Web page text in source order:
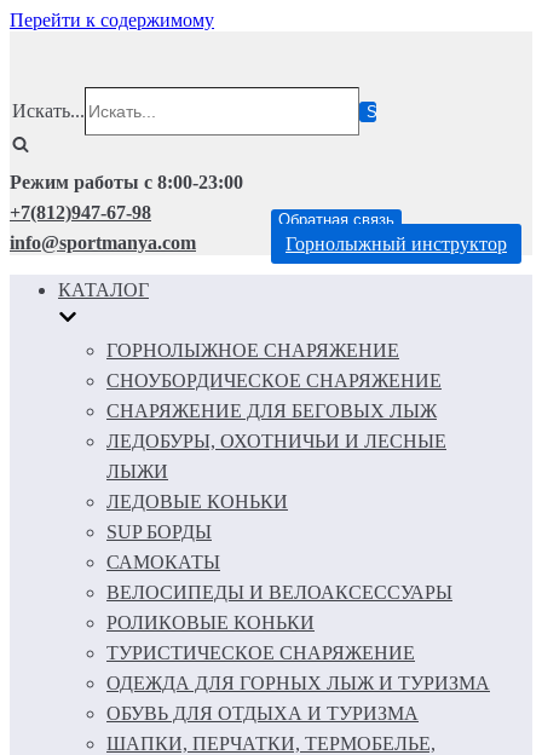
Перейти к содержимому
Искать...
Режим работы с 8:00-23:00
+7(812)947-67-98
info@sportmanya.com
Обратная связь
Горнолыжный инструктор
КАТАЛОГ
ГОРНОЛЫЖНОЕ СНАРЯЖЕНИЕ
СНОУБОРДИЧЕСКОЕ СНАРЯЖЕНИЕ
СНАРЯЖЕНИЕ ДЛЯ БЕГОВЫХ ЛЫЖ
ЛЕДОБУРЫ, ОХОТНИЧЬИ И ЛЕСНЫЕ
ЛЫЖИ
ЛЕДОВЫЕ КОНЬКИ
SUP БОРДЫ
САМОКАТЫ
ВЕЛОСИПЕДЫ И ВЕЛОАКСЕССУАРЫ
РОЛИКОВЫЕ КОНЬКИ
ТУРИСТИЧЕСКОЕ СНАРЯЖЕНИЕ
ОДЕЖДА ДЛЯ ГОРНЫХ ЛЫЖ И ТУРИЗМА
ОБУВЬ ДЛЯ ОТДЫХА И ТУРИЗМА
ШАПКИ, ПЕРЧАТКИ, ТЕРМОБЕЛЬЕ,